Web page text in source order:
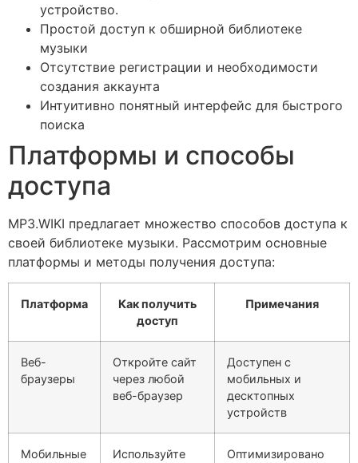
устройство.
Простой доступ к обширной библиотеке
музыки
Отсутствие регистрации и необходимости
создания аккаунта
Интуитивно понятный интерфейс для быстрого
поиска
Платформы и способы
доступа
MP3.WIKI предлагает множество способов доступа к
своей библиотеке музыки. Рассмотрим основные
платформы и методы получения доступа:
Платформа
Как получить
доступ
Примечания
Веб-
браузеры
Откройте сайт
через любой
веб-браузер
Доступен с
мобильных и
десктопных
устройств
Мобильные
Используйте
Оптимизировано